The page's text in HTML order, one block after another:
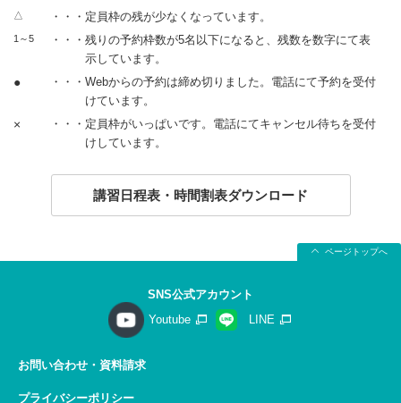
△ ・・・定員枠の残が少なくなっています。
1～5
・・・残りの予約枠数が5名以下になると、残数を数字にて表
示しています。
●
・・・Webからの予約は締め切りました。電話にて予約を受付
けています。
×
・・・定員枠がいっぱいです。電話にてキャンセル待ちを受付
けしています。
講習日程表・時間割表ダウンロード
ページトップへ
SNS公式アカウント
Youtube
LINE
お問い合わせ・資料請求
プライバシーポリシー